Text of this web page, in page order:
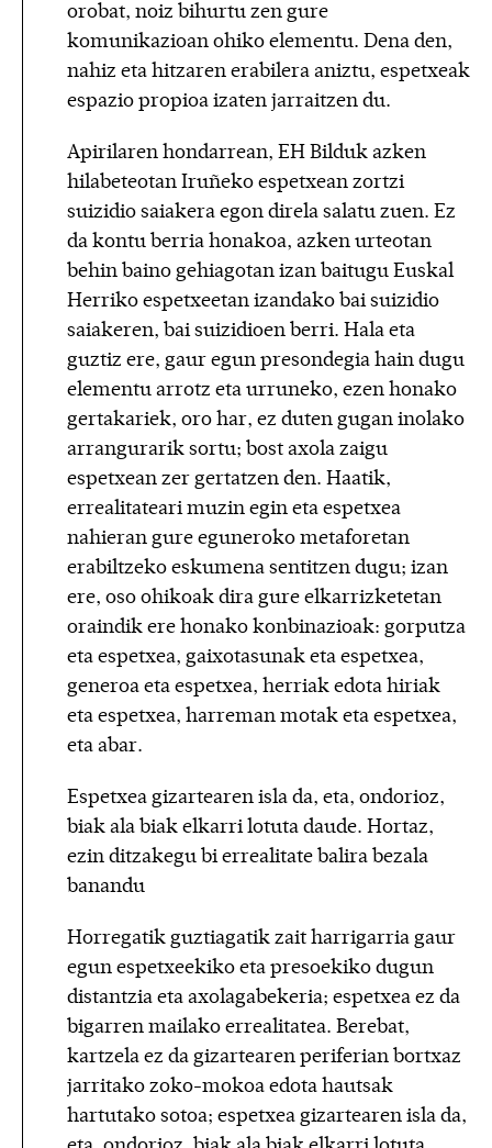
orobat, noiz bihurtu zen gure
komunikazioan ohiko elementu. Dena den,
nahiz eta hitzaren erabilera aniztu, espetxeak
espazio propioa izaten jarraitzen du.
Apirilaren hondarrean, EH Bilduk azken
hilabeteotan Iruñeko espetxean zortzi
suizidio saiakera egon direla salatu zuen. Ez
da kontu berria honakoa, azken urteotan
behin baino gehiagotan izan baitugu Euskal
Herriko espetxeetan izandako bai suizidio
saiakeren, bai suizidioen berri. Hala eta
guztiz ere, gaur egun presondegia hain dugu
elementu arrotz eta urruneko, ezen honako
gertakariek, oro har, ez duten gugan inolako
arrangurarik sortu; bost axola zaigu
espetxean zer gertatzen den. Haatik,
errealitateari muzin egin eta espetxea
nahieran gure eguneroko metaforetan
erabiltzeko eskumena sentitzen dugu; izan
ere, oso ohikoak dira gure elkarrizketetan
oraindik ere honako konbinazioak: gorputza
eta espetxea, gaixotasunak eta espetxea,
generoa eta espetxea, herriak edota hiriak
eta espetxea, harreman motak eta espetxea,
eta abar.
Espetxea gizartearen isla da, eta, ondorioz,
biak ala biak elkarri lotuta daude. Hortaz,
ezin ditzakegu bi errealitate balira bezala
banandu
Horregatik guztiagatik zait harrigarria gaur
egun espetxeekiko eta presoekiko dugun
distantzia eta axolagabekeria; espetxea ez da
bigarren mailako errealitatea. Berebat,
kartzela ez da gizartearen periferian bortxaz
jarritako zoko-mokoa edota hautsak
hartutako sotoa; espetxea gizartearen isla da,